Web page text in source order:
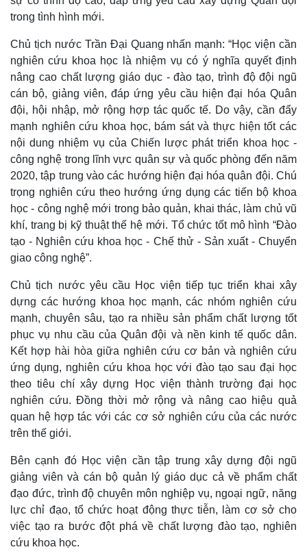
Kinh tế
Bất động sản
Khởi nghiệp
Thị trường
Giá vàng
Tiêu dùng
Tỷ giá
Chứng khoán
Giá cà phê
trong tình hình mới.
Chủ tịch nước Trần Đại Quang nhấn mạnh: “Học viện cần
nghiên cứu khoa học là nhiệm vụ có ý nghĩa quyết định
nâng cao chất lượng giáo dục - đào tạo, trình độ đội ngũ
cán bộ, giảng viên, đáp ứng yêu cầu hiện đại hóa Quân
đội, hội nhập, mở rộng hợp tác quốc tế. Do vậy, cần đẩy
mạnh nghiên cứu khoa học, bám sát và thực hiện tốt các
nội dung nhiệm vụ của Chiến lược phát triển khoa học -
công nghệ trong lĩnh vực quân sự và quốc phòng đến năm
2020, tập trung vào các hướng hiện đại hóa quân đội. Chú
trọng nghiên cứu theo hướng ứng dụng các tiến bộ khoa
học - công nghệ mới trong bảo quản, khai thác, làm chủ vũ
khí, trang bị kỹ thuật thế hệ mới. Tổ chức tốt mô hình “Đào
tạo - Nghiên cứu khoa học - Chế thử - Sản xuất - Chuyển
giao công nghệ”.
Chủ tịch nước yêu cầu Học viện tiếp tục triển khai xây
dựng các hướng khoa học mạnh, các nhóm nghiên cứu
mạnh, chuyên sâu, tạo ra nhiều sản phẩm chất lượng tốt
phục vụ nhu cầu của Quân đội và nền kinh tế quốc dân.
Kết hợp hài hòa giữa nghiên cứu cơ bản và nghiên cứu
ứng dụng, nghiên cứu khoa học với đào tạo sau đại học
theo tiêu chí xây dựng Học viện thành trường đại học
nghiên cứu. Đồng thời mở rộng và nâng cao hiệu quả
quan hệ hợp tác với các cơ sở nghiên cứu của các nước
trên thế giới.
Bên cạnh đó Học viện cần tập trung xây dựng đội ngũ
giảng viên và cán bộ quản lý giáo dục cả về phẩm chất
đạo đức, trình độ chuyên môn nghiệp vụ, ngoại ngữ, năng
lực chỉ đạo, tổ chức hoạt động thực tiễn, làm cơ sở cho
việc tạo ra bước đột phá về chất lượng đào tạo, nghiên
cứu khoa học.